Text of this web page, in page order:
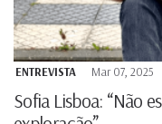
ENTREVISTA Mar 07, 2025
Sofia Lisboa: “Não